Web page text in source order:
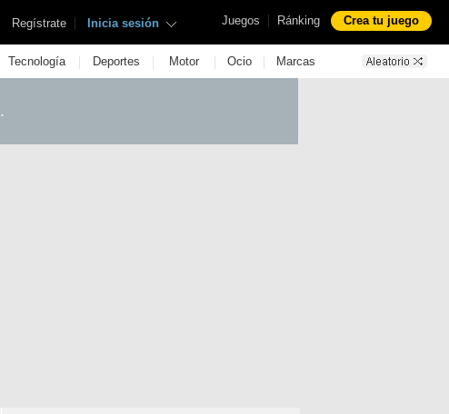
Juegos | Ránking Crea tu juego
Regístrate | Inicia sesión
Tecnología | Deportes | Motor | Ocio | Marcas
.